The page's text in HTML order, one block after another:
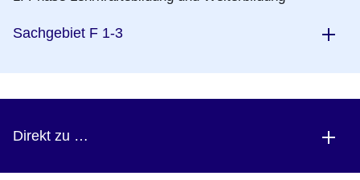
Sachgebiet F 1-3
Direkt zu …